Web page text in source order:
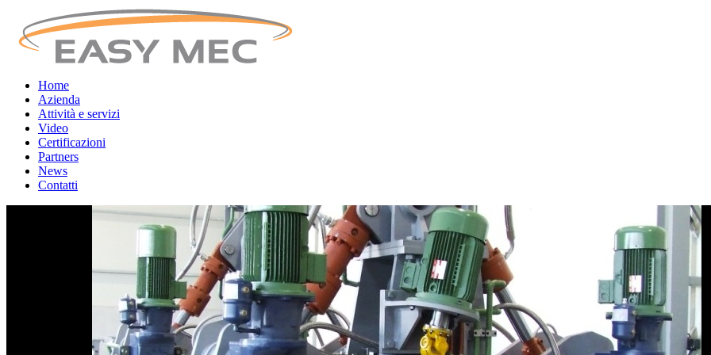
Home
Azienda
Attività e servizi
Video
Certificazioni
Partners
News
Contatti